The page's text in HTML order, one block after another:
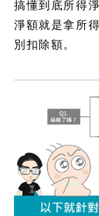
搞懂到底所得
淨額就是拿所
別扣除額。